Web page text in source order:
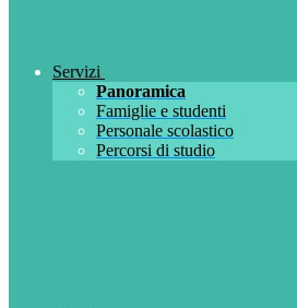
Servizi
Panoramica
Famiglie e studenti
Personale scolastico
Percorsi di studio